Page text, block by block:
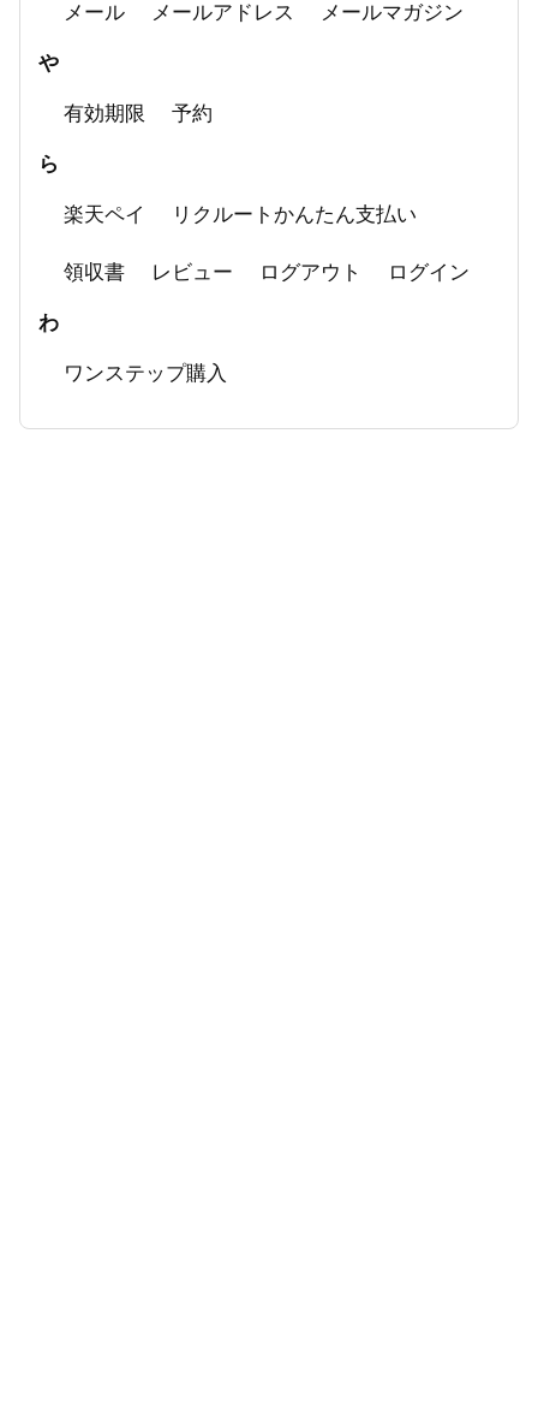
メール メールアドレス メールマガジン
や
有効期限 予約
ら
楽天ペイ リクルートかんたん支払い
領収書 レビュー ログアウト ログイン
わ
ワンステップ購入